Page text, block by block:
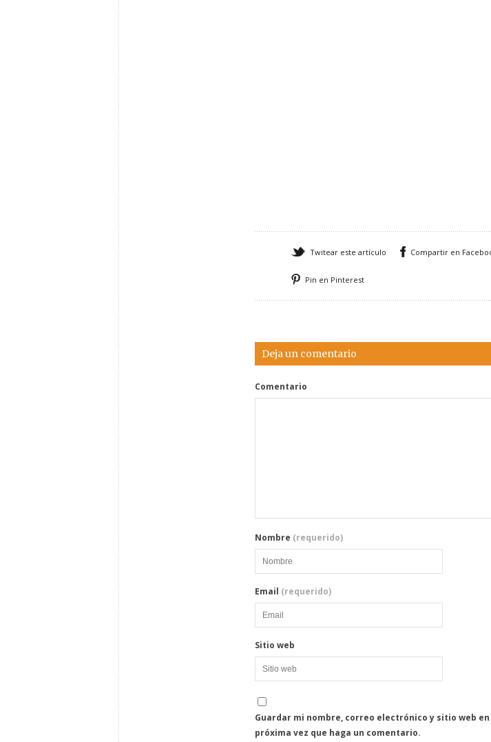
Twitear este artículo Compartir en
Pin en Pinterest
Deja un comentario
Comentario
Nombre (requerido)
Email (requerido)
Sitio web
Guardar mi nombre, correo electrónico y sitio web
próxima vez que haga un comentario.